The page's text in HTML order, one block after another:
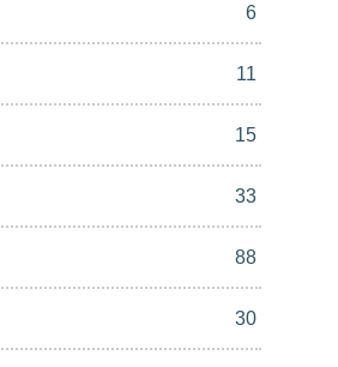
6
11
15
33
88
30